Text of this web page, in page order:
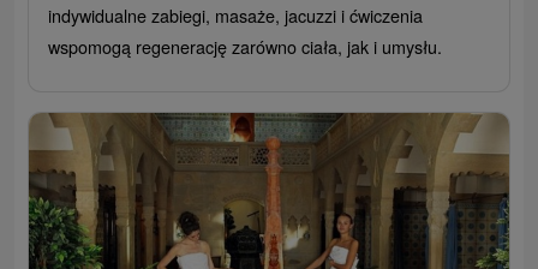
indywidualne zabiegi, masaże, jacuzzi i ćwiczenia
wspomogą regenerację zarówno ciała, jak i umysłu.